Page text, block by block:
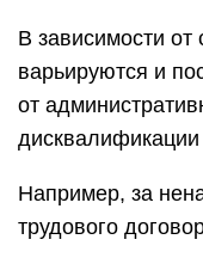
В зависимости от
варьируются и
от
Например, за
трудового